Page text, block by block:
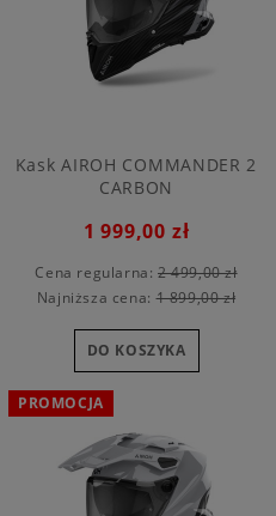
Kask AIROH COMMANDER 2
CARBON
1 999,00 zł
Cena regularna: 2 499,00 zł
Najniższa cena:1 899,00 zł
DO KOSZYKA
PROMOCJA